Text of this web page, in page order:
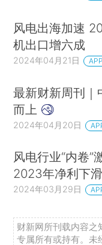
风电出海加速
机出口增六成
2024年04月21日
最新财新周刊｜
而上
2024年04月20日
风电行业“内卷”
2023年净利下滑
2024年03月29日
财新网所刊载内容之
专属所有或持有。未